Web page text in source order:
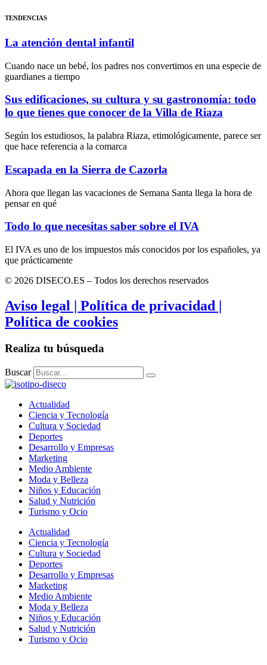
TENDENCIAS
La atención dental infantil
Cuando nace un bebé, los padres nos convertimos en una especie de
guardianes a tiempo
Sus edificaciones, su cultura y su gastronomía: todo
lo que tienes que conocer de la Villa de Riaza
Según los estudiosos, la palabra Riaza, etimológicamente, parece ser
que hace referencia a la comarca
Escapada en la Sierra de Cazorla
Ahora que llegan las vacaciones de Semana Santa llega la hora de
pensar en qué
Todo lo que necesitas saber sobre el IVA
El IVA es uno de los impuestos más conocidos por los españoles, ya
que prácticamente
© 2026 DISECO.ES – Todos los derechos reservados
Aviso legal | Política de privacidad |
Política de cookies
Realiza tu búsqueda
Buscar
Actualidad
Ciencia y Tecnología
Cultura y Sociedad
Deportes
Desarrollo y Empresas
Marketing
Medio Ambiente
Moda y Belleza
Niños y Educación
Salud y Nutrición
Turismo y Ocio
Actualidad
Ciencia y Tecnología
Cultura y Sociedad
Deportes
Desarrollo y Empresas
Marketing
Medio Ambiente
Moda y Belleza
Niños y Educación
Salud y Nutrición
Turismo y Ocio